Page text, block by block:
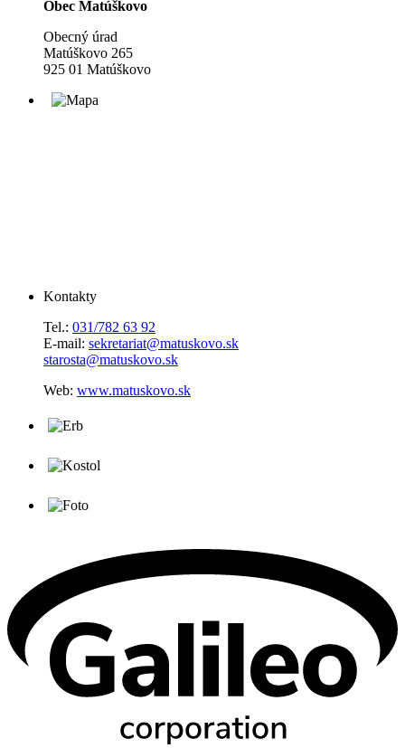
Obec Matúškovo
Obecný úrad
Matúškovo 265
925 01 Matúškovo
Kontakty
Tel.: 031/782 63 92
E-mail: sekretariat@matuskovo.sk
starosta@matuskovo.sk
Web: www.matuskovo.sk